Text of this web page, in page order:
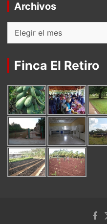
Archivos
Archivos
Finca El Retiro